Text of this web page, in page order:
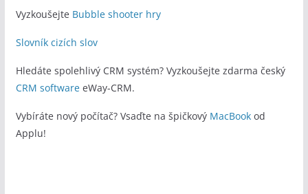
Vyzkoušejte Bubble shooter hry
Slovník cizích slov
Hledáte spolehlivý CRM systém? Vyzkoušejte zdarma český
CRM softwareeWay-CRM.
Vybíráte nový počítač? Vsaďte na špičkový MacBookod
Applu!